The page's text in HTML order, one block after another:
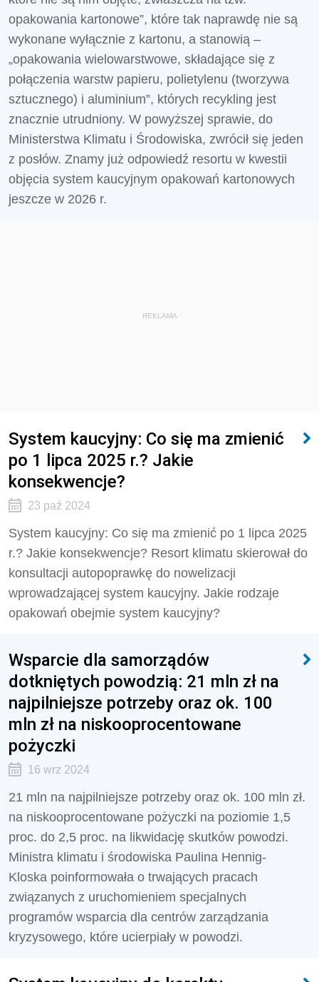
opakowania kartonowe”, które tak naprawdę nie są
wykonane wyłącznie z kartonu, a stanowią –
„opakowania wielowarstwowe, składające się z
połączenia warstw papieru, polietylenu (tworzywa
sztucznego) i aluminium”, których recykling jest
znacznie utrudniony. W powyższej sprawie, do
Ministerstwa Klimatu i Środowiska, zwrócił się jeden
z posłów. Znamy już odpowiedź resortu w kwestii
objęcia system kaucyjnym opakowań kartonowych
jeszcze w 2026 r.
REKLAMA
System kaucyjny: Co się ma zmienić
po 1 lipca 2025 r.? Jakie
konsekwencje?
23 paź 2024
System kaucyjny: Co się ma zmienić po 1 lipca 2025
r.? Jakie konsekwencje? Resort klimatu skierował do
konsultacji autopoprawkę do nowelizacji
wprowadzającej system kaucyjny. Jakie rodzaje
opakowań obejmie system kaucyjny?
Wsparcie dla samorządów
dotkniętych powodzią: 21 mln zł na
najpilniejsze potrzeby oraz ok. 100
mln zł na niskooprocentowane
pożyczki
16 wrz 2024
21 mln na najpilniejsze potrzeby oraz ok. 100 mln zł.
na niskooprocentowane pożyczki na poziomie 1,5
proc. do 2,5 proc. na likwidację skutków powodzi.
Ministra klimatu i środowiska Paulina Hennig-
Kloska poinformowała o trwających pracach
związanych z uruchomieniem specjalnych
programów wsparcia dla centrów zarządzania
kryzysowego, które ucierpiały w powodzi.